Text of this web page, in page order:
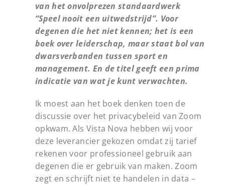
van het onvolprezen standaardwerk
“Speel nooit een uitwedstrijd”. Voor
degenen die het niet kennen; het is een
boek over leiderschap, maar staat bol van
dwarsverbanden tussen sport en
management. En de titel geeft een prima
indicatie van wat je kunt verwachten.
Ik moest aan het boek denken toen de
discussie over het privacybeleid van Zoom
opkwam. Als Vista Nova hebben wij voor
deze leverancier gekozen omdat zij tarief
rekenen voor professioneel gebruik aan
degenen die er gebruik van maken. Zoom
zegt en schrijft niet te handelen in data –